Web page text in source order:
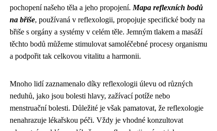
pochopení našeho těla a jeho propojení. Mapa reflexních bodů
na břiše, používaná v reflexologii, propojuje specifické body na
břiše s orgány a systémy v celém těle. Jemným tlakem a masáží
těchto bodů můžeme stimulovat samoléčebné procesy organismu
a podpořit tak celkovou vitalitu a harmonii.
Mnoho lidí zaznamenalo díky reflexologii úlevu od různých
neduhů, jako jsou bolesti hlavy, zažívací potíže nebo
menstruační bolesti. Důležité je však pamatovat, že reflexologie
nenahrazuje lékařskou péči. Vždy je vhodné konzultovat